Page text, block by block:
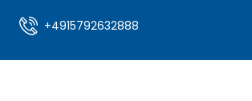
+4915792632888